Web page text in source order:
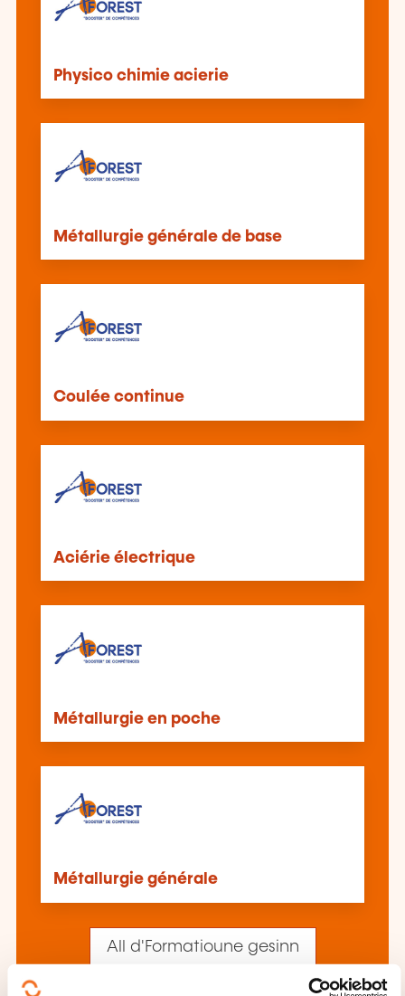
Physico chimie acierie
Métallurgie générale de base
Coulée continue
Aciérie électrique
Métallurgie en poche
Métallurgie générale
All d'Formatioune gesinn